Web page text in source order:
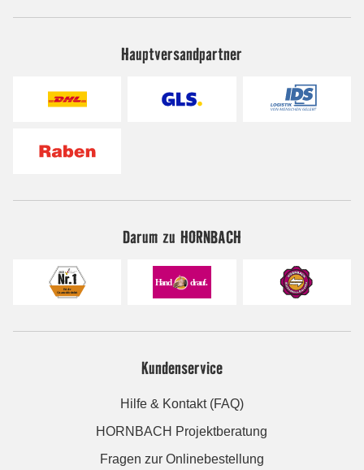
Hauptversandpartner
Darum zu HORNBACH
Kundenservice
Hilfe & Kontakt (FAQ)
HORNBACH Projektberatung
Fragen zur Onlinebestellung